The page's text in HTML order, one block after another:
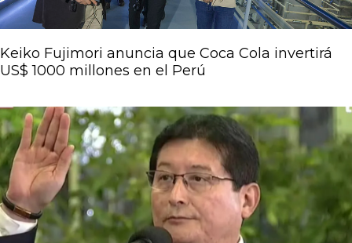
Keiko Fujimori anuncia que Coca Cola invertirá
US$ 1000 millones en el Perú